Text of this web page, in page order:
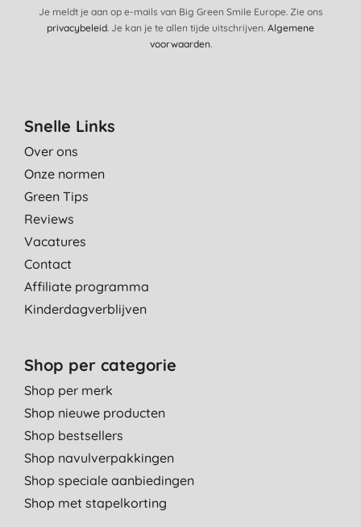
Je meldt je aan op e-mails van Big Green Smile Europe. Zie ons
privacybeleid. Je kan je te allen tijde uitschrijven. Algemene
voorwaarden.
Snelle Links
Over ons
Onze normen
Green Tips
Reviews
Vacatures
Contact
Affiliate programma
Kinderdagverblijven
Shop per categorie
Shop per merk
Shop nieuwe producten
Shop bestsellers
Shop navulverpakkingen
Shop speciale aanbiedingen
Shop met stapelkorting